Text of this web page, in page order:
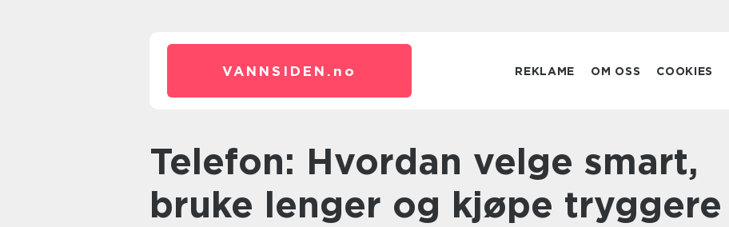
VANNSIDEN. no REKLAME OM OSS COOKIES
Telefon: Hvordan velge smart,
bruke lenger og kjøpe tryggere